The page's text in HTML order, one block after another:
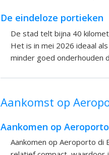
De eindeloze portieken
De stad telt bijna 40
Het is in mei 2026 ideaal
minder goed onderhouden
Aankomst op
Aankomen op
Aankomen op Aeroporto di